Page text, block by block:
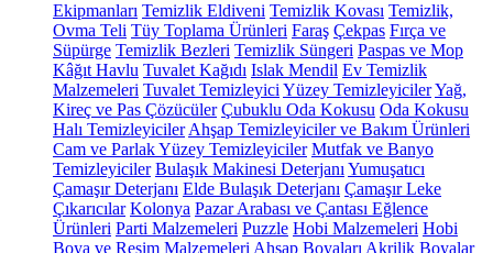
Ekipmanları Temizlik Eldiveni Temizlik Kovası Temizlik,
Ovma Teli Tüy Toplama Ürünleri Faraş Çekpas Fırça ve
Süpürge Temizlik Bezleri Temizlik Süngeri Paspas ve Mop
Kâğıt Havlu Tuvalet Kağıdı Islak Mendil Ev Temizlik
Malzemeleri Tuvalet Temizleyici Yüzey TemizleyicilerYağ,
Kireç ve Pas Çözücüler Çubuklu Oda Kokusu Oda Kokusu
Halı Temizleyiciler Ahşap Temizleyiciler ve Bakım Ürünleri
Cam ve Parlak Yüzey Temizleyiciler Mutfak ve Banyo
Temizleyiciler Bulaşık Makinesi Deterjanı Yumuşatıcı
Çamaşır Deterjanı Elde Bulaşık Deterjanı Çamaşır Leke
Çıkarıcılar Kolonya Pazar Arabası ve Çantası Eğlence
Ürünleri Parti Malzemeleri Puzzle Hobi Malzemeleri Hobi
Boya ve Resim Malzemeleri Ahşap Boyaları Akrilik Boyalar